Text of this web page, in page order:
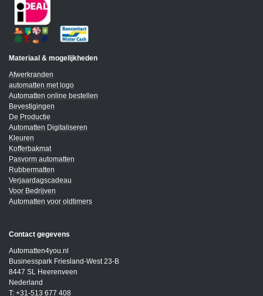
Materiaal & mogelijkheden
Afwerkranden
automatten met logo
Automatten online bestellen
Bevestigingen
De Productie
Automatten Digitaliseren
Kleuren
Kofferbakmat
Pasvorm automatten
Rubbermatten
Verjaardagscadeau
Voor Bedrijven
Automatten voor oldtimers
Contact gegevens
Automatten4you.nl
Businesspark Friesland-West 23-B
8447 SL Heerenveen
Nederland
T: +31-513 677 408